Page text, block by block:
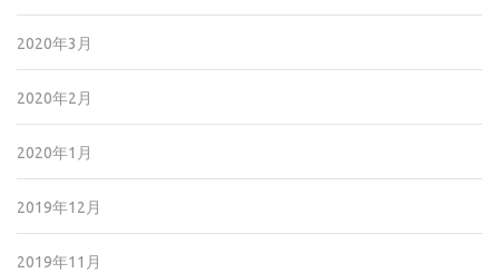
2020年3月
2020年2月
2020年1月
2019年12月
2019年11月